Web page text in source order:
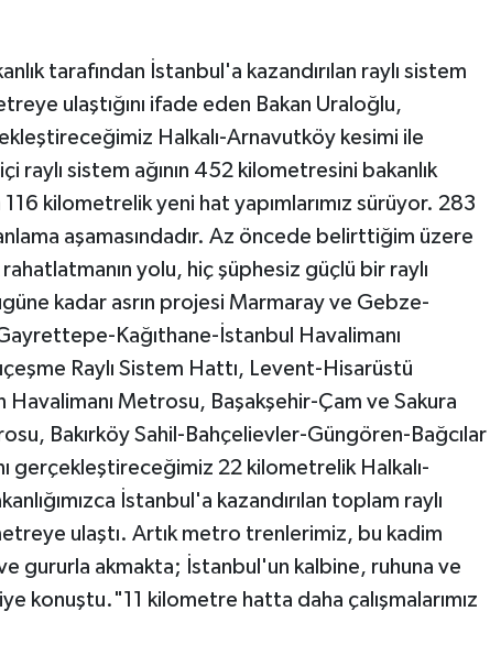
tarafından İstanbul'a kazandırılan raylı sistem
ulaştığını ifade eden Bakan Uraloğlu,
Halkalı-Arnavutköy kesimi ile
raylı sistem ağının 452 kilometresini bakanlık
kilometrelik yeni hat yapımlarımız sürüyor. 283
aşamasındadır. Az öncede belirttiğim üzere
yolu, hiç şüphesiz güçlü bir raylı
kadar asrın projesi Marmaray ve Gebze-
Kağıthane-İstanbul Havalimanı
Raylı Sistem Hattı, Levent-Hisarüstü
Metrosu, Başakşehir-Çam ve Sakura
Bakırköy Sahil-Bahçelievler-Güngören-Bağcılar
gerçekleştireceğimiz 22 kilometrelik Halkalı-
İstanbul'a kazandırılan toplam raylı
ulaştı. Artık metro trenlerimiz, bu kadim
gururla akmakta; İstanbul'un kalbine, ruhuna ve
konuştu."11 kilometre hatta daha çalışmalarımız